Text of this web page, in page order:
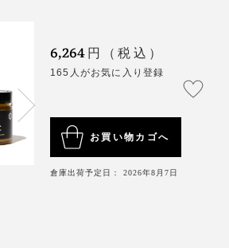
検出せず」が証明されています。
種類の温度で約１年かけてゆっくり
値が高められ、いくつもの検査
ラベリングされます。
マヌカハニー」のMGOは微量。熟
ヒドロキシアセトン）という成分
き、十分に変換したところでボト
、コンビニで売っている安価なもの
まで、価格帯も表記もバラバラ。
6,264 円（税込）
165人がお気に入り登録
お買い物カゴへ
倉庫出荷予定日： 2026年8月7日